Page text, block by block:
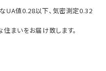
UA値0.28以下、気密測定0.32
まいをお届け致します。